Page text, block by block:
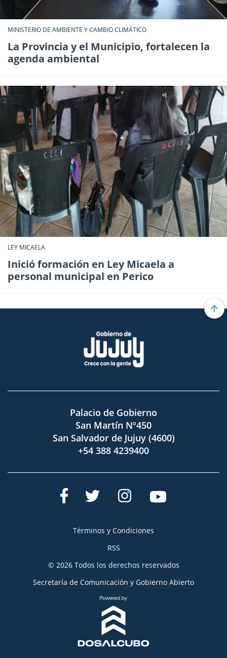
MINISTERIO DE AMBIENTE Y CAMBIO CLIMÁTICO
La Provincia y el Municipio, fortalecen la
agenda ambiental
LEY MICAELA
Inició formación en Ley Micaela a
personal municipal en Perico
Palacio de Gobierno
San Martín Nº450
San Salvador de Jujuy (4600)
+54 388 4239400
Términos y Condiciones
RSS
© 2026 Todos los derechos reservados
Secretaría de Comunicación y Gobierno Abierto